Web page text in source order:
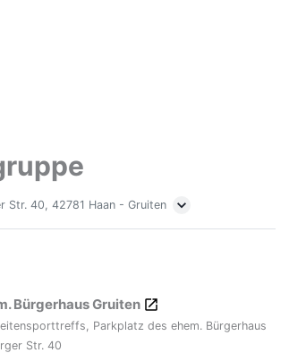
Str. 40, 42781 Haan - Gruiten
Bürgerhaus Gruiten
Parkplatz des ehem. Bürgerhaus
Str. 40